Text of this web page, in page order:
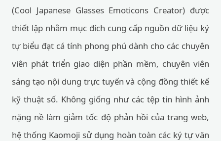
(Cool Japanese Glasses Emoticons Creator) được
thiết lập nhằm mục đích cung cấp nguồn dữ liệu ký
tự biểu đạt cá tính phong phú dành cho các chuyên
viên phát triển giao diện phần mềm, chuyên viên
sáng tạo nội dung trực tuyến và cộng đồng thiết kế
kỹ thuật số. Không giống như các tệp tin hình ảnh
nặng nề làm giảm tốc độ phản hồi của trang web,
hệ thống Kaomoji sử dụng hoàn toàn các ký tự văn